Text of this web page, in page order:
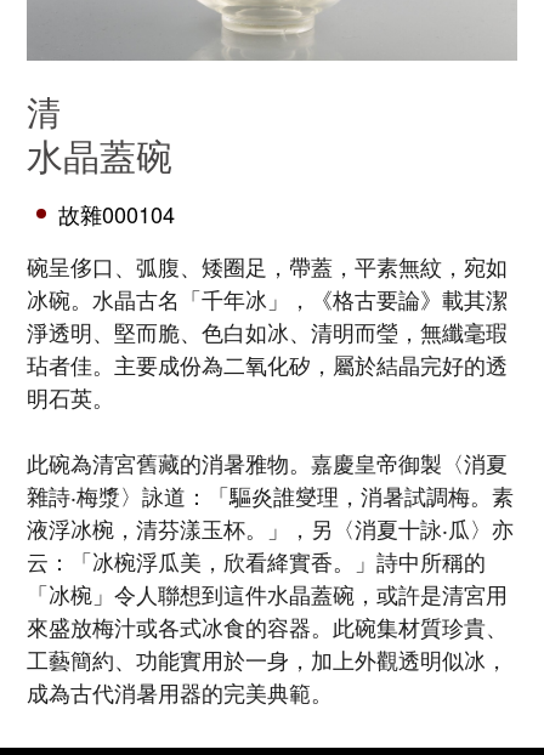
清
水晶蓋碗
故雜000104
碗呈侈口、弧腹、矮圈足，帶蓋，平素無紋，宛如
冰碗。水晶古名「千年冰」，《格古要論》載其潔
淨透明、堅而脆、色白如冰、清明而瑩，無纖毫瑕
玷者佳。主要成份為二氧化矽，屬於結晶完好的透
明石英。
此碗為清宮舊藏的消暑雅物。嘉慶皇帝御製〈消夏
雜詩‧梅漿〉詠道：「驅炎誰燮理，消暑試調梅。素
液浮冰椀，清芬漾玉杯。」，另〈消夏十詠‧瓜〉亦
云：「冰椀浮瓜美，欣看絳實香。」詩中所稱的
「冰椀」令人聯想到這件水晶蓋碗，或許是清宮用
來盛放梅汁或各式冰食的容器。此碗集材質珍貴、
工藝簡約、功能實用於一身，加上外觀透明似冰，
成為古代消暑用器的完美典範。